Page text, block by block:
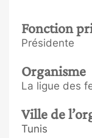
Fonction
Présidente
Organisme
La ligue des
Ville de
Tunis